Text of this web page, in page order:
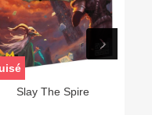
Slay The Spire